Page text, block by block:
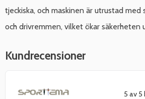
tjeckiska, och maskinen är utrustad
och drivremmen, vilket ökar säkerheten
Kundrecensioner
5 av 5